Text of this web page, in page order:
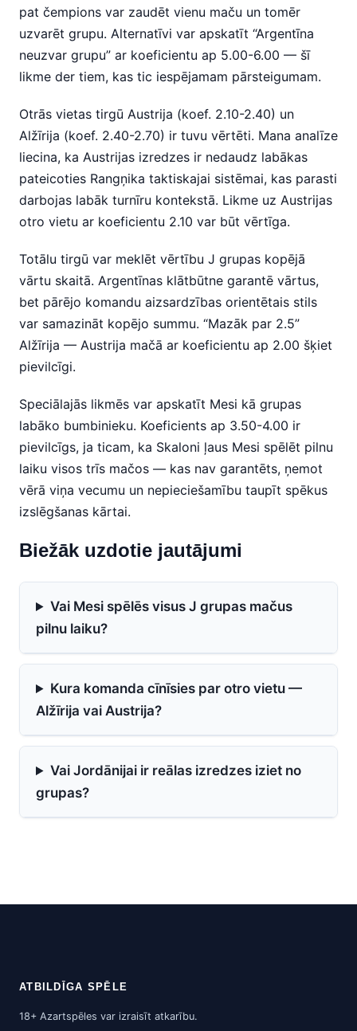
pat čempions var zaudēt vienu maču un tomēr
uzvarēt grupu. Alternatīvi var apskatīt “Argentīna
neuzvar grupu” ar koeficientu ap 5.00-6.00 — šī
likme der tiem, kas tic iespējamam pārsteigumam.
Otrās vietas tirgū Austrija (koef. 2.10-2.40) un
Alžīrija (koef. 2.40-2.70) ir tuvu vērtēti. Mana analīze
liecina, ka Austrijas izredzes ir nedaudz labākas
pateicoties Rangņika taktiskajai sistēmai, kas parasti
darbojas labāk turnīru kontekstā. Likme uz Austrijas
otro vietu ar koeficientu 2.10 var būt vērtīga.
Totālu tirgū var meklēt vērtību J grupas kopējā
vārtu skaitā. Argentīnas klātbūtne garantē vārtus,
bet pārējo komandu aizsardzības orientētais stils
var samazināt kopējo summu. “Mazāk par 2.5”
Alžīrija — Austrija mačā ar koeficientu ap 2.00 šķiet
pievilcīgi.
Speciālajās likmēs var apskatīt Mesi kā grupas
labāko bumbinieku. Koeficients ap 3.50-4.00 ir
pievilcīgs, ja ticam, ka Skaloni ļaus Mesi spēlēt pilnu
laiku visos trīs mačos — kas nav garantēts, ņemot
vērā viņa vecumu un nepieciešamību taupīt spēkus
izslēgšanas kārtai.
Biežāk uzdotie jautājumi
Vai Mesi spēlēs visus J grupas mačus
pilnu laiku?
Kura komanda cīnīsies par otro vietu —
Alžīrija vai Austrija?
Vai Jordānijai ir reālas izredzes iziet no
grupas?
ATBILDĪGA SPĒLE
18+ Azartspēles var izraisīt atkarību.